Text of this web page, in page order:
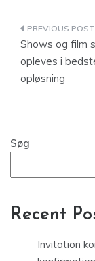
Shows og film
opleves i
opløsning
Søg
Recent
Invitation